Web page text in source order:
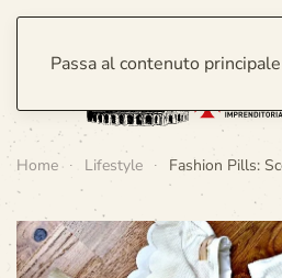
Passa al contenuto principale
Home Lifestyle Fashion Pills: